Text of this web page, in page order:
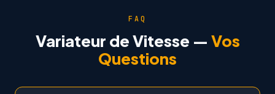
FAQ
Variateur de Vitesse — Vos
Questions